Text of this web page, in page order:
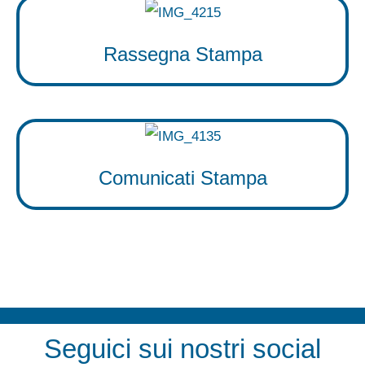
Rassegna Stampa
Comunicati Stampa
Seguici sui nostri social